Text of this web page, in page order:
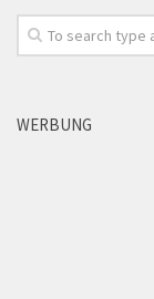
WERBUNG